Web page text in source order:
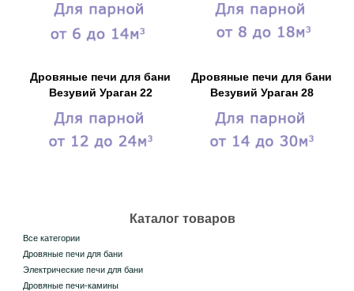
Каталог товаров
Все категории
Дровяные печи для бани
Электрические печи для бани
Дровяные печи-камины
Дровяные печи для бани
Везувий Ураган 22
Дровяные печи для бани
Везувий Ураган 28